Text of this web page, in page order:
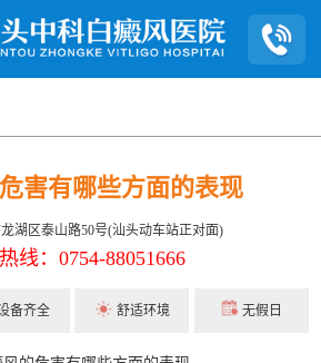
害有哪些方面的表现
湖区泰山路50号(汕头动车站正对面)
线：0754-88051666
备齐全 舒适环境 无假日